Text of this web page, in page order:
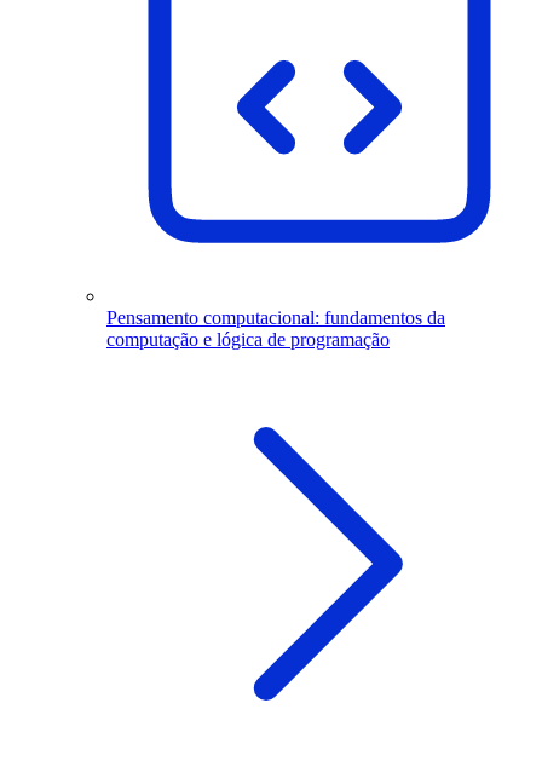
Pensamento computacional: fundamentos da
computação e lógica de programação